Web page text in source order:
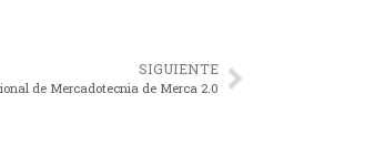
SIGUIENTE
de Mercadotecnia de Merca 2.0